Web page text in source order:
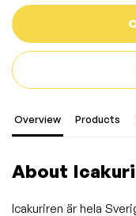
Overview Products
About
Icakuriren är hela